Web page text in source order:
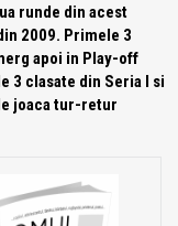
runde din acest
2009. Primele 3
apoi in Play-off
3 clasate din Seria I si
joaca tur-retur